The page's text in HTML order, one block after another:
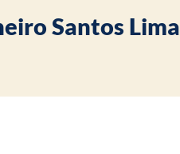
Santos Lima